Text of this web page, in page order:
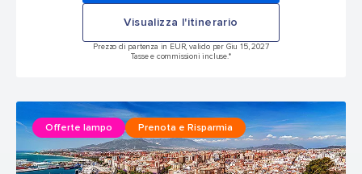
Visualizza l'itinerario
Prezzo di partenza in EUR, valido per Giu 15, 2027
Tasse e commissioni incluse.*
Offerte lampo Prenota e Risparmia